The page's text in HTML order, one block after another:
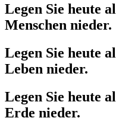
Legen Sie heute
Menschen nieder.
Legen Sie heute
Leben nieder.
Legen Sie heute
Erde nieder.